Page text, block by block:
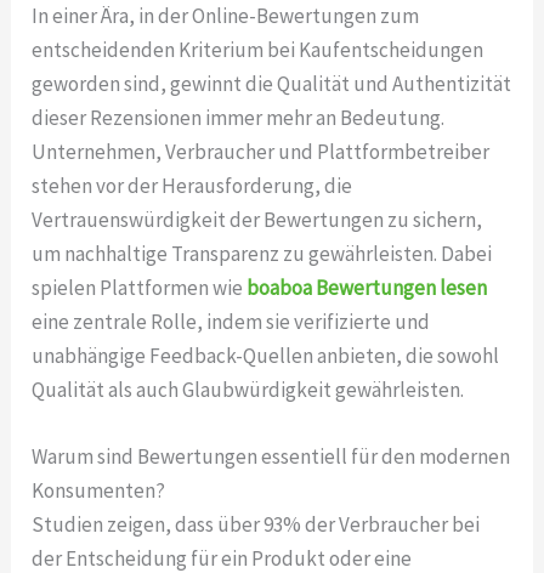
In einer Ära, in der Online-Bewertungen zum
entscheidenden Kriterium bei Kaufentscheidungen
geworden sind, gewinnt die Qualität und Authentizität
dieser Rezensionen immer mehr an Bedeutung.
Unternehmen, Verbraucher und Plattformbetreiber
stehen vor der Herausforderung, die
Vertrauenswürdigkeit der Bewertungen zu sichern,
um nachhaltige Transparenz zu gewährleisten. Dabei
spielen Plattformen wie boaboa Bewertungen lesen
eine zentrale Rolle, indem sie verifizierte und
unabhängige Feedback-Quellen anbieten, die sowohl
Qualität als auch Glaubwürdigkeit gewährleisten.
Warum sind Bewertungen essentiell für den modernen
Konsumenten?
Studien zeigen, dass über 93% der Verbraucher bei
der Entscheidung für ein Produkt oder eine